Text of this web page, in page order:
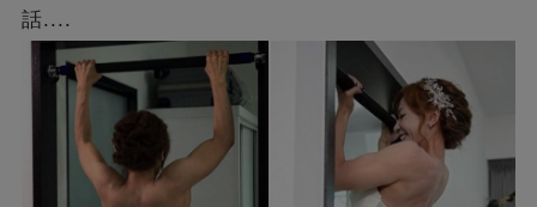
話....